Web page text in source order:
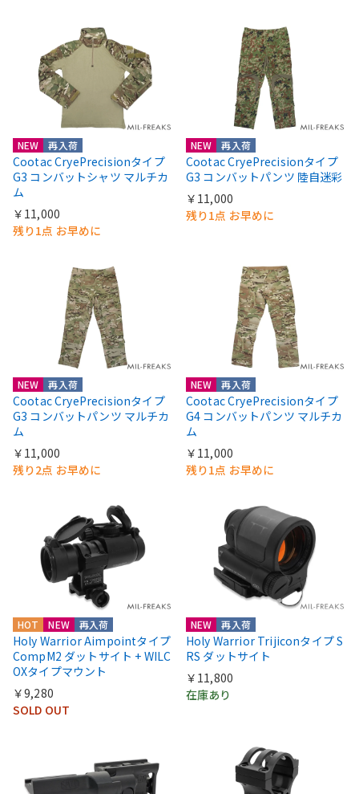
NEW 再入荷
Cootac CryePrecisionタイプ
G3 コンバットシャツ マルチカ
ム
￥11,000
残り1点 お早めに
NEW 再入荷
Cootac CryePrecisionタイプ
G3 コンバットパンツ 陸自迷彩
￥11,000
残り1点 お早めに
NEW 再入荷
Cootac CryePrecisionタイプ
G3 コンバットパンツ マルチカ
ム
￥11,000
残り2点 お早めに
NEW 再入荷
Cootac CryePrecisionタイプ
G4 コンバットパンツ マルチカ
ム
￥11,000
残り1点 お早めに
HOT NEW 再入荷
Holy Warrior Aimpointタイプ
CompM2 ダットサイト + WILC
OXタイプマウント
￥9,280
SOLD OUT
NEW 再入荷
Holy Warrior Trijiconタイプ S
RS ダットサイト
￥11,800
在庫あり